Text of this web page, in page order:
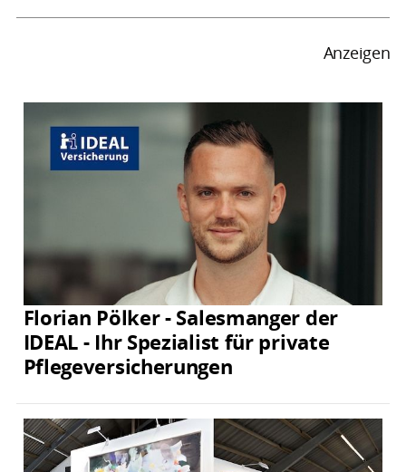
Anzeigen
Florian Pölker - Salesmanger der
IDEAL - Ihr Spezialist für private
Pflegeversicherungen